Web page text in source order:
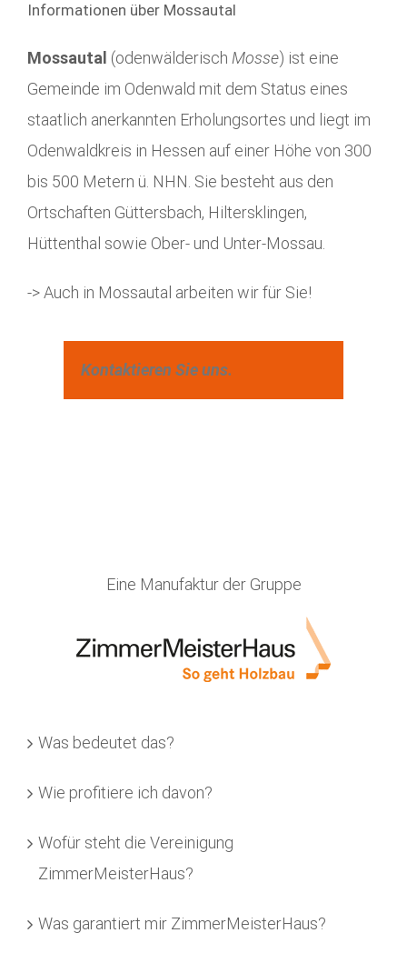
Informationen über Mossautal
Mossautal (odenwälderisch Mosse) ist eine
Gemeinde im Odenwald mit dem Status eines
staatlich anerkannten Erholungsortes und liegt im
Odenwaldkreis in Hessen auf einer Höhe von 300
bis 500 Metern ü. NHN. Sie besteht aus den
Ortschaften Güttersbach, Hiltersklingen,
Hüttenthal sowie Ober- und Unter-Mossau.
-> Auch in Mossautal arbeiten wir für Sie!
Kontaktieren Sie uns.
Eine Manufaktur der Gruppe
Was bedeutet das?
Wie profitiere ich davon?
Wofür steht die Vereinigung
ZimmerMeisterHaus?
Was garantiert mir ZimmerMeisterHaus?